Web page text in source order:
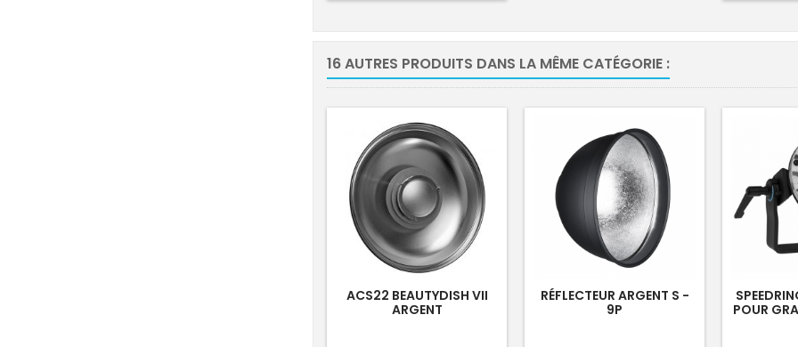
16 AUTRES PRODUITS DANS LA MÊME CATÉGORIE :
ACS22 BEAUTYDISH VII
ARGENT
RÉFLECTEUR ARGENT S -
9P
POUR